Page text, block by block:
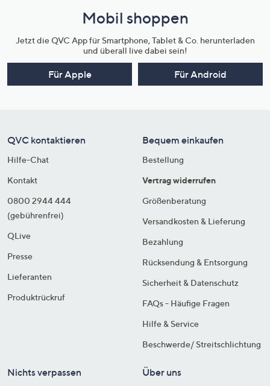
Mobil shoppen
Jetzt die QVC App für Smartphone, Tablet & Co. herunterladen
und überall live dabei sein!
Für Apple Für Android
QVC kontaktieren
Hilfe-Chat
Kontakt
0800 2944 444
(gebührenfrei)
QLive
Presse
Lieferanten
Produktrückruf
Bequem einkaufen
Bestellung
Vertrag widerrufen
Größenberatung
Versandkosten & Lieferung
Bezahlung
Rücksendung & Entsorgung
Sicherheit & Datenschutz
FAQs - Häufige Fragen
Hilfe & Service
Beschwerde/ Streitschlichtung
Nichts verpassen Über uns